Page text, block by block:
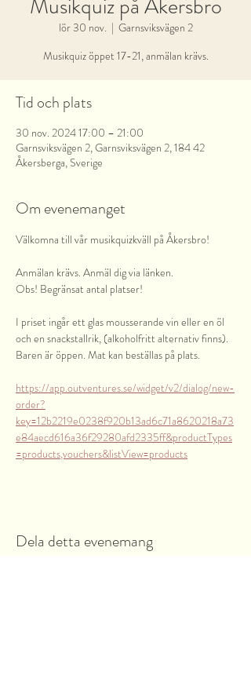
Musikquiz på Åkersbro
lör 30 nov.
  |
Garnsviksvägen 2
Musikquiz öppet 17-21, anmälan krävs.
Tid och plats
30 nov. 2024 17:00 – 21:00
Garnsviksvägen 2, Garnsviksvägen 2, 184 42
Åkersberga, Sverige
Om evenemanget
Välkomna till vår musikquizkväll på Åkersbro!
Anmälan krävs. Anmäl dig via länken.
Obs! Begränsat antal platser!
I priset ingår ett glas mousserande vin eller en öl
och en snackstallrik, (alkoholfritt alternativ finns).
Baren är öppen. Mat kan beställas på plats.
https://app.outventures.se/widget/v2/dialog/new-
order?
key=12b2219e0238f920b13ad6c71a8620218a73
e84aecd616a36f29280afd2335ff&productTypes
=products,vouchers&listView=products
Dela detta evenemang